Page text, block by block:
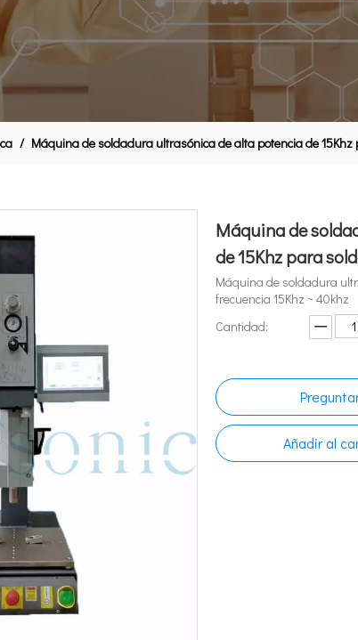
/ Máquina de soldadura ultrasónica de alta potencia de
Máquina de
de 15Khz para
Máquina de soldadura
frecuencia 15Khz ~ 40khz
Cantidad:
Añadir al